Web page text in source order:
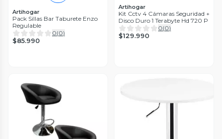
Artihogar
Pack Sillas Bar Taburete Enzo
Regulable
0(0)
$85.990
Artihogar
Kit Cctv 4 Cámaras Seguridad +
Disco Duro 1 Terabyte Hd 720 P
0(0)
$129.990